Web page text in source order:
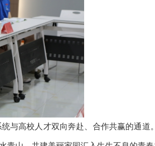
与高校人才双向奔赴、合作共赢的通道